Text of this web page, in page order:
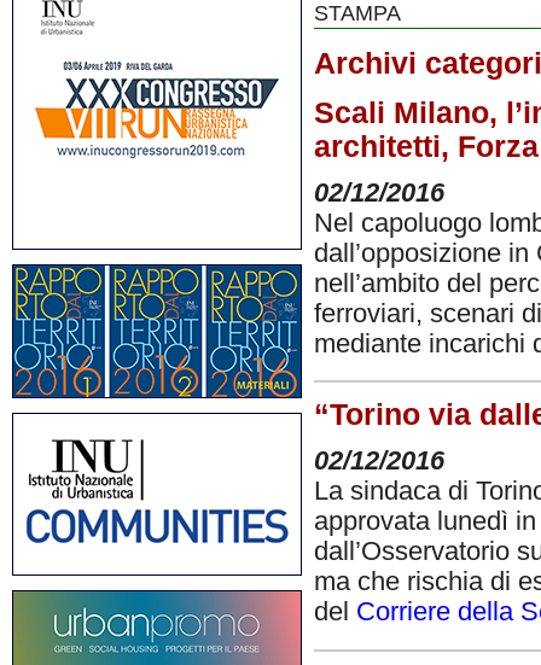
STAMPA
Archivi
Scali Milano,
architetti,
02/12/2016
Nel capoluogo
dall’opposizione
nell’ambito del
ferroviari, scenari
mediante incarichi
“Torino via
02/12/2016
La sindaca di
approvata lunedì
dall’Osservatorio
ma che rischia di
del Corriere della